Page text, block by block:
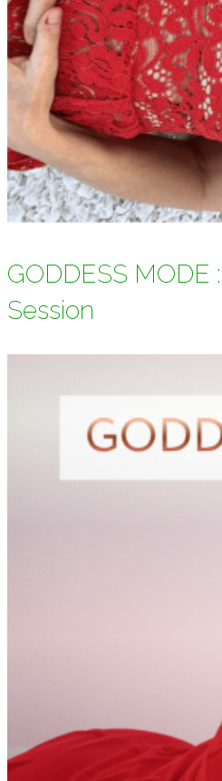
GODDESS MODE
Session